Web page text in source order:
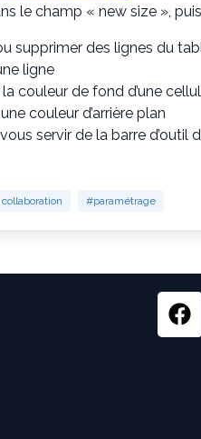
le champ « new size »,
supprimer des lignes du
ligne
couleur de fond d’une
couleur d’arrière plan
servir de la barre d’outil
#paramétrage